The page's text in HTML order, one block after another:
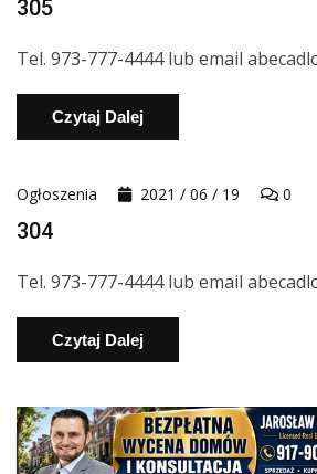
305
Tel. 973-777-4444 lub email
Czytaj Dalej
Ogłoszenia 2021 / 06 / 19 0
304
Tel. 973-777-4444 lub email
Czytaj Dalej